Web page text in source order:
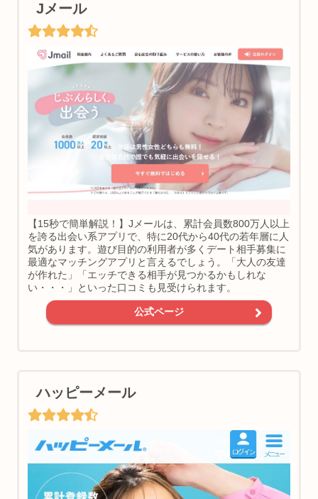
Jメール
【15秒で簡単解説！】Jメールは、累計会員数800万人以上
を誇る出会い系アプリで、特に20代から40代の若年層に人
気があります。遊び目的の利用者が多くデート相手募集に
最適なマッチングアプリと言えるでしょう。「大人の友達
が作れた」「エッチできる相手が見つかるかもしれな
い・・・」といった口コミも見受けられます。
公式ページ
ハッピーメール